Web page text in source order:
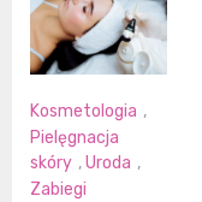
Kosmetologia ,
Pielęgnacja
skóry ,Uroda ,
Zabiegi